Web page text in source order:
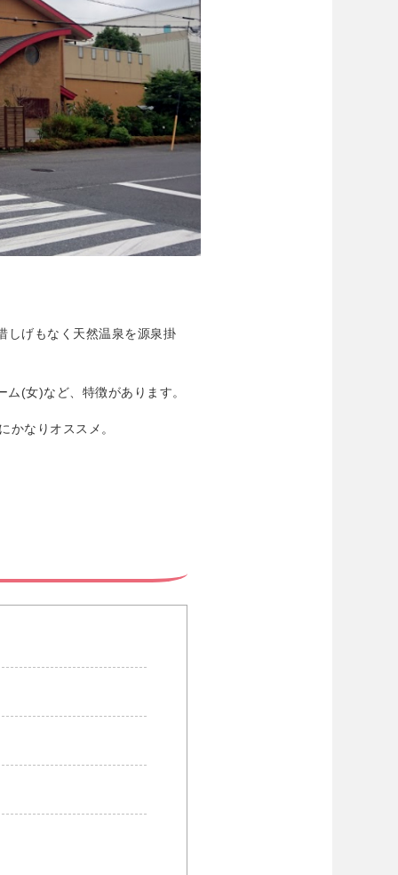
しげもなく天然温泉を源泉掛
(女)など、特徴があります。
かなりオススメ。